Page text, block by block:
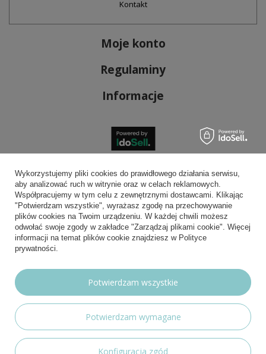
Kontakt
Moje konto
Regulaminy
Informacje
Bezpieczne płatności
Wygodna dostawa
Możesz nam zaufać
Wykorzystujemy pliki cookies do prawidłowego działania serwisu,
aby analizować ruch w witrynie oraz w celach reklamowych.
Współpracujemy w tym celu z zewnętrznymi dostawcami. Klikając
"Potwierdzam wszystkie", wyrażasz zgodę na przechowywanie
plików cookies na Twoim urządzeniu. W każdej chwili możesz
odwołać swoje zgody w zakładce "Zarządzaj plikami cookie". Więcej
informacji na temat plików cookie znajdziesz w Polityce
prywatności.
Potwierdzam wymagane
Konfiguracja zgód
Potwierdzam wszystkie